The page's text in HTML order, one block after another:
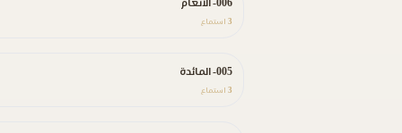
006- الأنعام
3 استماع
005- المائدة
3 استماع